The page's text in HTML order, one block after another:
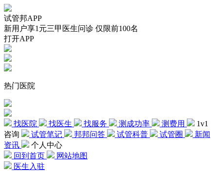
试管邦APP
新用户享1元三甲医生问诊 仅限前100名
打开APP
热门医院
找医院 找医生 找服务 测成功率 测费用
1v1
咨询
试管笔记 邦邦问答 试管科普 试管圈
新闻
资讯
个人中心
回到首页
网站地图
医生入驻